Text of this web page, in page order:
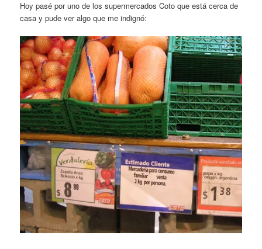
Hoy pasé por uno de los supermercados Coto que está cerca de
casa y pude ver algo que me indignó: